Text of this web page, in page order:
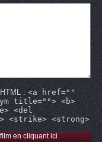
: <a href=""
title=""> <b>
<del
<strike> <strong>